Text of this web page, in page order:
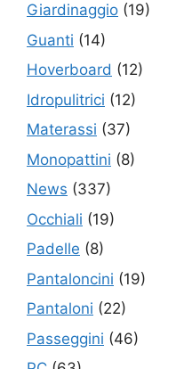
Giardinaggio (19)
Guanti (14)
Hoverboard (12)
Idropulitrici (12)
Materassi (37)
Monopattini (8)
News (337)
Occhiali (19)
Padelle (8)
Pantaloncini (19)
Pantaloni (22)
Passeggini (46)